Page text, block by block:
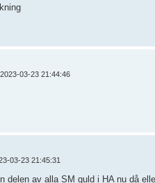
2023-03-23 21:44:46
03-23 21:45:31
delen av alla SM guld i HA nu då